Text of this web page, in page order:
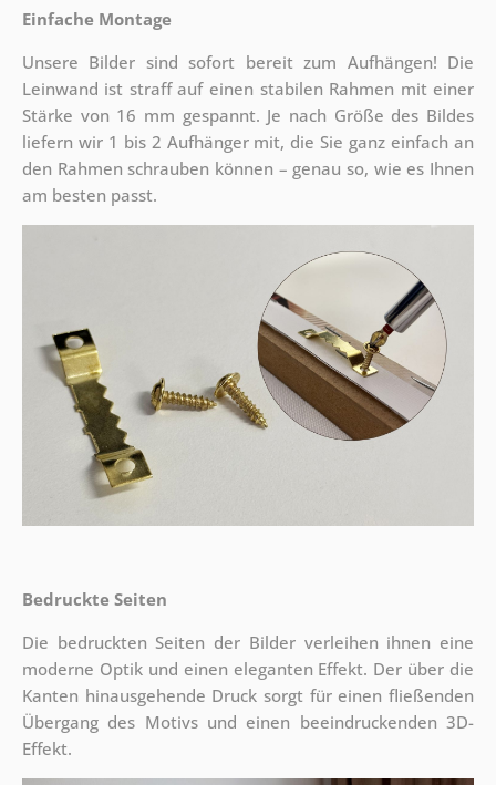
Einfache Montage
Unsere Bilder sind sofort bereit zum Aufhängen! Die
Leinwand ist straff auf einen stabilen Rahmen mit einer
Stärke von 16 mm gespannt. Je nach Größe des Bildes
liefern wir 1 bis 2 Aufhänger mit, die Sie ganz einfach an
den Rahmen schrauben können – genau so, wie es Ihnen
am besten passt.
Bedruckte Seiten
Die bedruckten Seiten der Bilder verleihen ihnen eine
moderne Optik und einen eleganten Effekt. Der über die
Kanten hinausgehende Druck sorgt für einen fließenden
Übergang des Motivs und einen beeindruckenden 3D-
Effekt.